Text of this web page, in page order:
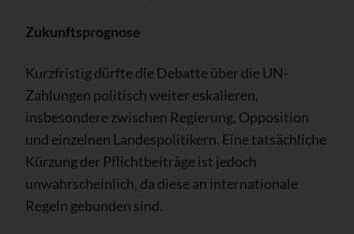
Zukunftsprognose
Kurzfristig dürfte die Debatte über die UN-
Zahlungen politisch weiter eskalieren,
insbesondere zwischen Regierung, Opposition
und einzelnen Landespolitikern. Eine tatsächliche
Kürzung der Pflichtbeiträge ist jedoch
unwahrscheinlich, da diese an internationale
Regeln gebunden sind.